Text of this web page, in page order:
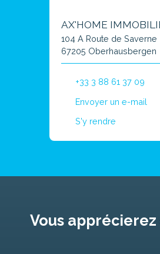
AX'HOME
104 A Route de Saverne
67205 Oberhausbergen
+33 3 88 61 37 09
Envoyer un e-mail
S'y rendre
Vous apprécierez